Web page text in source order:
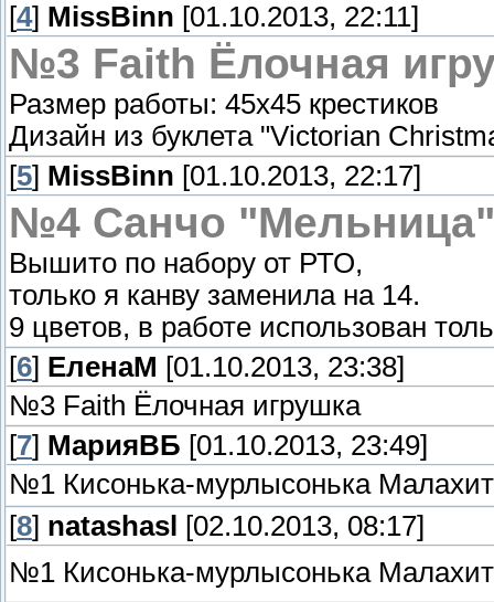
[4] MissBinn [01.10.2013, 22:11]
№3 Faith Ёлочная
Размер работы: 45х45 крестиков
Дизайн из буклета "Victorian
[5] MissBinn [01.10.2013, 22:17]
№4 Санчо "Мельница"
Вышито по набору от РТО,
только я канву заменила на 14.
9 цветов, в работе использован
[6] ЕленаМ [01.10.2013, 23:38]
№3 Faith Ёлочная игрушка
[7] МарияВБ [01.10.2013, 23:49]
№1 Кисонька-мурлысонька
[8] natashasl
[02.10.2013, 08:17]
№1 Кисонька-мурлысонька